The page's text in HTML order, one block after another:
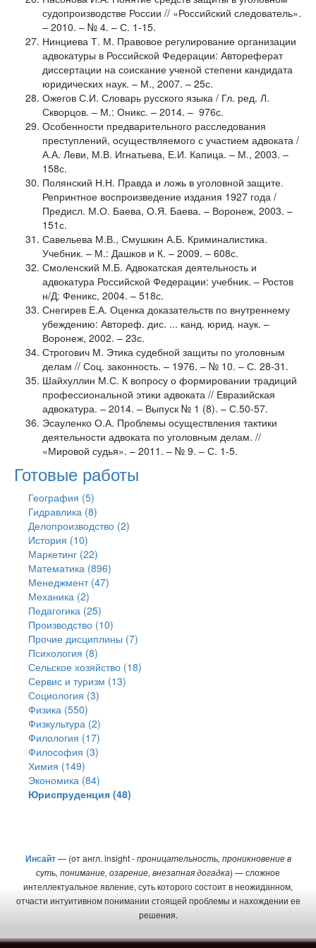
судопроизводстве России // «Российский следователь».
– 2010. – № 4. – С. 1-15.
Нинциева Т. М. Правовое регулирование организации
адвокатуры в Российской Федерации: Автореферат
диссертации на соискание ученой степени кандидата
юридических наук. – М., 2007. – 25с.
Ожегов С.И. Словарь русского языка / Гл. ред. Л.
Скворцов. – М.: Оникс. – 2014. – 976с.
Особенности предварительного расследования
преступлений, осуществляемого с участием адвоката /
А.А. Леви, М.В. Игнатьева, Е.И. Капица. – М., 2003. –
158с.
Полянский Н.Н. Правда и ложь в уголовной защите.
Репринтное воспроизведение издания 1927 года /
Предисл. М.О. Баева, О.Я. Баева. – Воронеж, 2003. –
151с.
Савельева М.В., Смушкин А.Б. Криминалистика.
Учебник. – М.: Дашков и К. – 2009. – 608с.
Смоленский М.Б. Адвокатская деятельность и
адвокатура Российской Федерации: учебник. – Ростов
н/Д: Феникс, 2004. – 518с.
Снегирев Е.А. Оценка доказательств по внутреннему
убеждению: Автореф. дис. ... канд. юрид. наук. –
Воронеж, 2002. – 23с.
Строгович М. Этика судебной защиты по уголовным
делам // Соц. законность. – 1976. – № 10. – С. 28-31.
Шайхуллин М.С. К вопросу о формировании традиций
профессиональной этики адвоката // Евразийская
адвокатура. – 2014. – Выпуск № 1 (8). – С.50-57.
Эсауленко О.А. Проблемы осуществления тактики
деятельности адвоката по уголовным делам. //
«Мировой судья». – 2011. – № 9. – С. 1-5.
Готовые работы
География (5)
Гидравлика (8)
Делопроизводство (2)
История (10)
Маркетинг (22)
Математика (896)
Менеджмент (47)
Механика (2)
Педагогика (25)
Производство (10)
Прочие дисциплины (7)
Психология (8)
Сельское хозяйство (18)
Сервис и туризм (13)
Социология (3)
Физика (550)
Физкультура (2)
Филология (17)
Философия (3)
Химия (149)
Экономика (84)
Юриспруденция (48)
Инсайт — (от англ. insight -проницательность, проникновение в
суть, понимание, озарение, внезапная догадка) — сложное
интеллектуальное явление, суть которого состоит в неожиданном,
отчасти интуитивном понимании стоящей проблемы и нахождении ее
решения.